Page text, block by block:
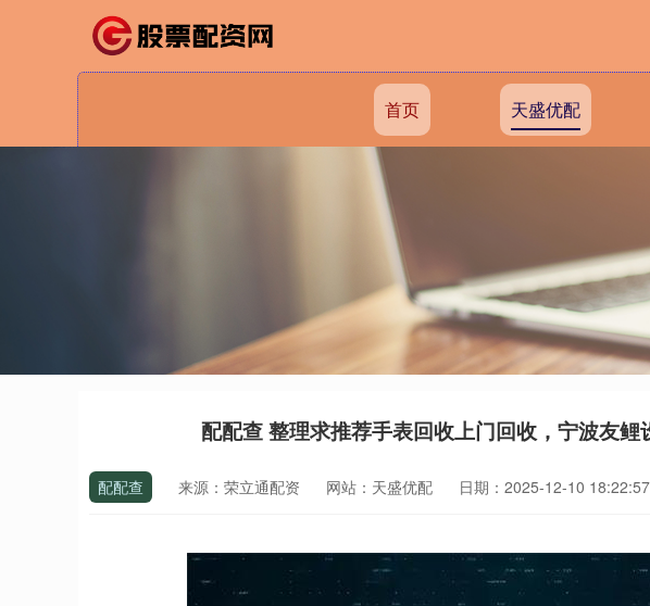
首页 天盛优配
配配查 整理求推荐手表回收上门回收，宁波友鲤
配配查 来源：荣立通配资 网站：天盛优配 日期：2025-12-10 18:22:57